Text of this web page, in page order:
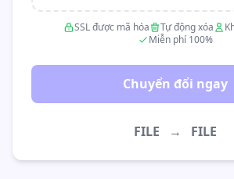
SSL được mã hóa Tự động xóa
Miễn phí 100%
Chuyển đổi ngay
FILE → FILE